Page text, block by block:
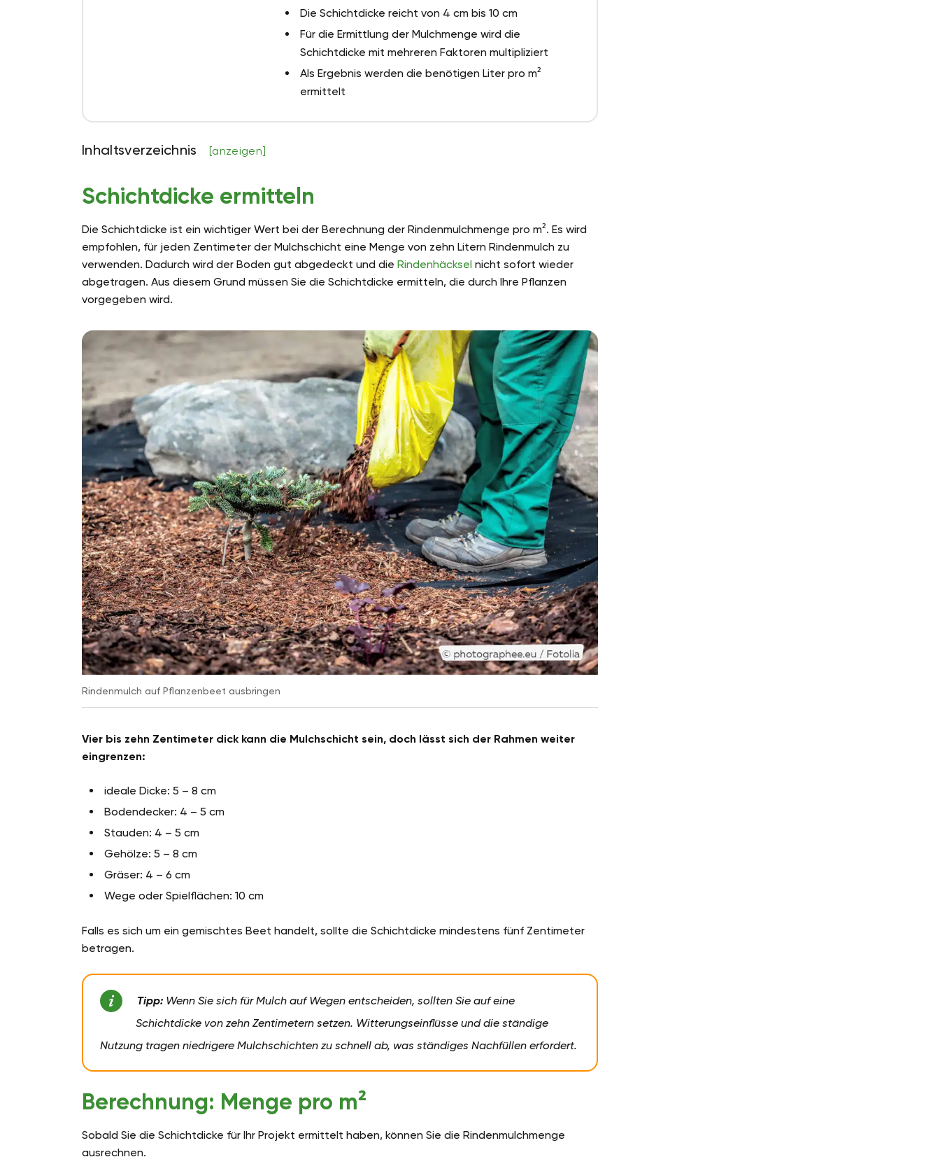
Die Schichtdicke reicht von 4 cm bis 10 cm
Für die Ermittlung der Mulchmenge wird die
Schichtdicke mit mehreren Faktoren multipliziert
Als Ergebnis werden die benötigen Liter pro m²
ermittelt
Inhaltsverzeichnis [anzeigen]
Schichtdicke ermitteln
Die Schichtdicke ist ein wichtiger Wert bei der Berechnung der Rindenmulchmenge pro m². Es wird
empfohlen, für jeden Zentimeter der Mulchschicht eine Menge von zehn Litern Rindenmulch zu
verwenden. Dadurch wird der Boden gut abgedeckt und die Rindenhäcksel nicht sofort wieder
abgetragen. Aus diesem Grund müssen Sie die Schichtdicke ermitteln, die durch Ihre Pflanzen
vorgegeben wird.
Rindenmulch auf Pflanzenbeet ausbringen
Vier bis zehn Zentimeter dick kann die Mulchschicht sein, doch lässt sich der Rahmen weiter
eingrenzen:
ideale Dicke: 5 – 8 cm
Bodendecker: 4 – 5 cm
Stauden: 4 – 5 cm
Gehölze: 5 – 8 cm
Gräser: 4 – 6 cm
Wege oder Spielflächen: 10 cm
Falls es sich um ein gemischtes Beet handelt, sollte die Schichtdicke mindestens fünf Zentimeter
betragen.
Tipp: Wenn Sie sich für Mulch auf Wegen entscheiden, sollten Sie auf eine
Schichtdicke von zehn Zentimetern setzen. Witterungseinflüsse und die ständige
Nutzung tragen niedrigere Mulchschichten zu schnell ab, was ständiges Nachfüllen erfordert.
Berechnung: Menge pro m²
Sobald Sie die Schichtdicke für Ihr Projekt ermittelt haben, können Sie die Rindenmulchmenge
ausrechnen.